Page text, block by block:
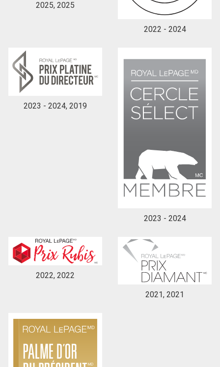
2025, 2025
2022 - 2024
2023 - 2024, 2019
2023 - 2024
2022, 2022
2021, 2021